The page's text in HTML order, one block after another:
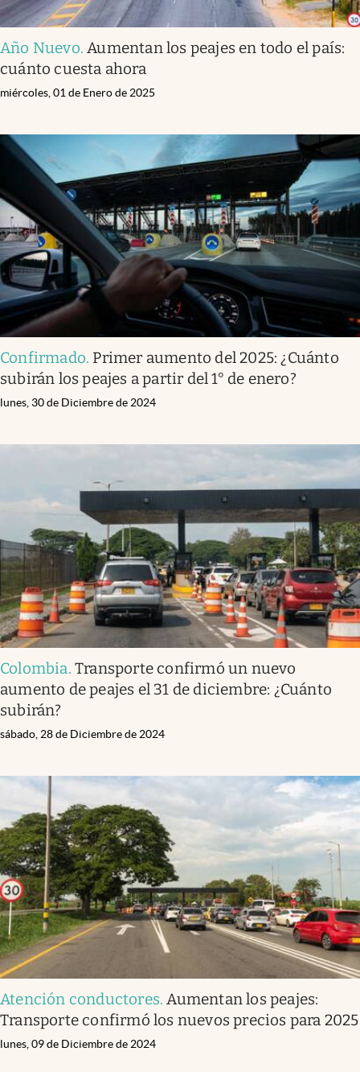
Año Nuevo.Aumentan los peajes en todo el país:
cuánto cuesta ahora
miércoles, 01 de Enero de 2025
Confirmado. Primer aumento del 2025: ¿Cuánto
subirán los peajes a partir del 1° de enero?
lunes, 30 de Diciembre de 2024
Colombia.Transporte confirmó un nuevo
aumento de peajes el 31 de diciembre: ¿Cuánto
subirán?
sábado, 28 de Diciembre de 2024
Atención conductores.Aumentan los peajes:
Transporte confirmó los nuevos precios para 2025
lunes, 09 de Diciembre de 2024